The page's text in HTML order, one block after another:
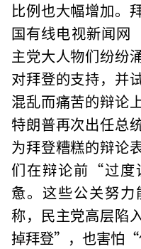
比例也大幅增加。
国有线电视新闻网
主党大人物们纷纷
对拜登的支持，并
混乱而痛苦的辩论
特朗普再次出任总
为拜登糟糕的辩论
们在辩论前“过
惫。这些公关努力
称，民主党高层陷
掉拜登”，也害怕“